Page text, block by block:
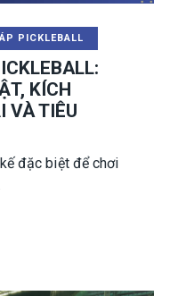
PICKLEBALL
KÍCH
VÀ TIÊU
đặc biệt để chơi